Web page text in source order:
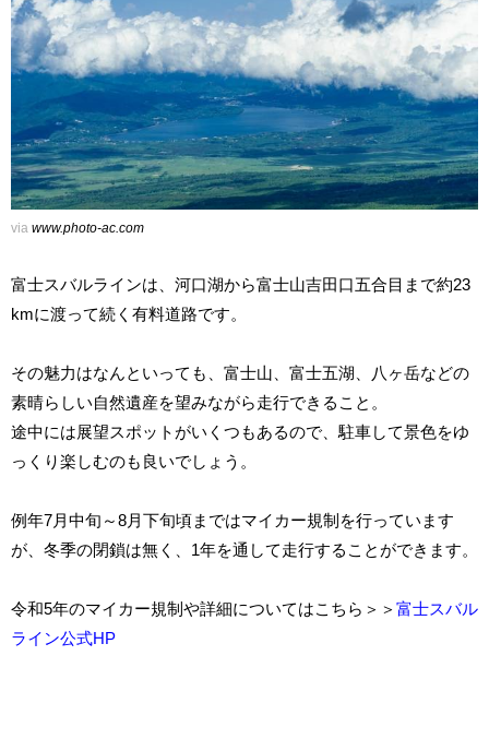
via www.photo-ac.com
富士スバルラインは、河口湖から富士山吉田口五合目まで約23
kmに渡って続く有料道路です。
その魅力はなんといっても、富士山、富士五湖、八ヶ岳などの
素晴らしい自然遺産を望みながら走行できること。
途中には展望スポットがいくつもあるので、駐車して景色をゆ
っくり楽しむのも良いでしょう。
例年7月中旬～8月下旬頃まではマイカー規制を行っています
が、冬季の閉鎖は無く、1年を通して走行することができます。
令和5年のマイカー規制や詳細についてはこちら＞＞ 富士スバル
ライン公式HP